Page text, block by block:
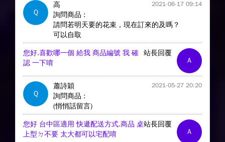
Q
高 2021-06-17 09:14
詢問商品 :
請問若明天要的花束，現在訂來的及嗎？
可以自取
A
站長回覆
您好.喜歡哪一個 給我 商品編號 我 確
認 一下唷
Q
蕭詩穎 2021-05-27 20:20
詢問商品 :
(悄悄話留言)
A
站長回覆
您好 台中區適用 快遞配送方式.商品 桌
上型ㄉ不要 太大都可以宅配唷